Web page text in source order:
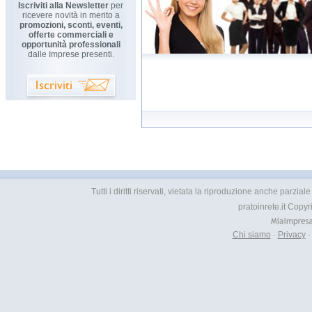
Iscriviti alla Newsletter per
ricevere novità in merito a
promozioni, sconti, eventi,
offerte commerciali e
opportunità professionali
dalle Imprese presenti.
Tutti i diritti riservati, vietata la riproduzione anche
pratoinrete.it
Chi siamo · Privacy·